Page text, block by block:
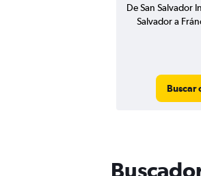
De San Salvador
Salvador a
Buscar